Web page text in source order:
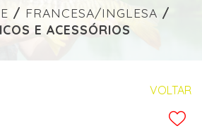
-
/ FRANCESA/INGLESA /
E ACESSÓRIOS
VOLTAR